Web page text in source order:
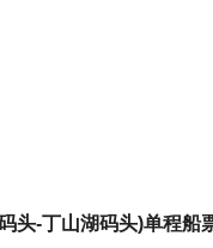
头-丁山湖码头)单程船